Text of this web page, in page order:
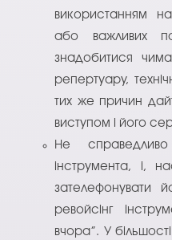
використанням
або важливих
знадобитися
репертуару,
тих же причин
виступом і його
Не
інструмента, і,
зателефонувати
ревойсінг
вчора”. У